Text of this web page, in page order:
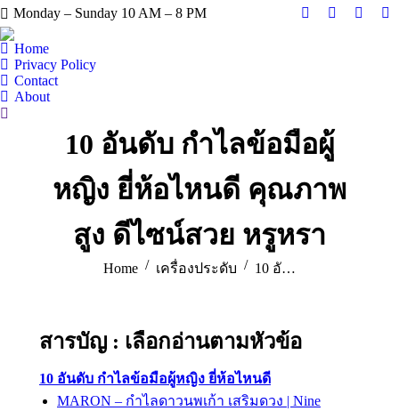
Monday – Sunday 10 AM – 8 PM
Facebook
X
Home
Privacy Policy
Contact
About
Search:
10 อันดับ กำไลข้อมือผู้
หญิง ยี่ห้อไหนดี คุณภาพ
สูง ดีไซน์สวย หรูหรา
You are here:
Home เครื่องประดับ 10 อั…
สารบัญ : เลือกอ่านตามหัวข้อ
10 อันดับ กำไลข้อมือผู้หญิง ยี่ห้อไหนดี
MARON – กำไลดาวนพเก้า เสริมดวง | Nine